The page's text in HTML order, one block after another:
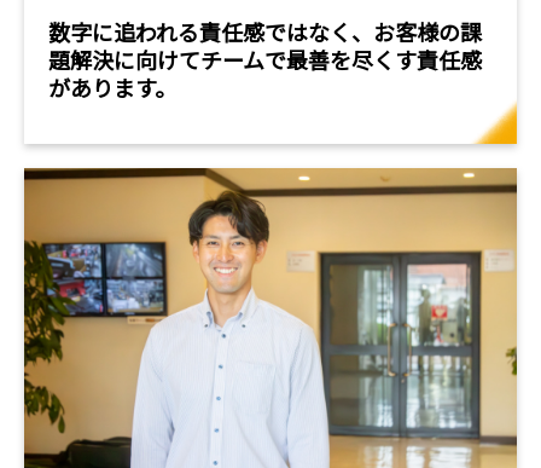
数字に追われる責任感ではなく、お客様の課
題解決に向けてチームで最善を尽くす責任感
があります。